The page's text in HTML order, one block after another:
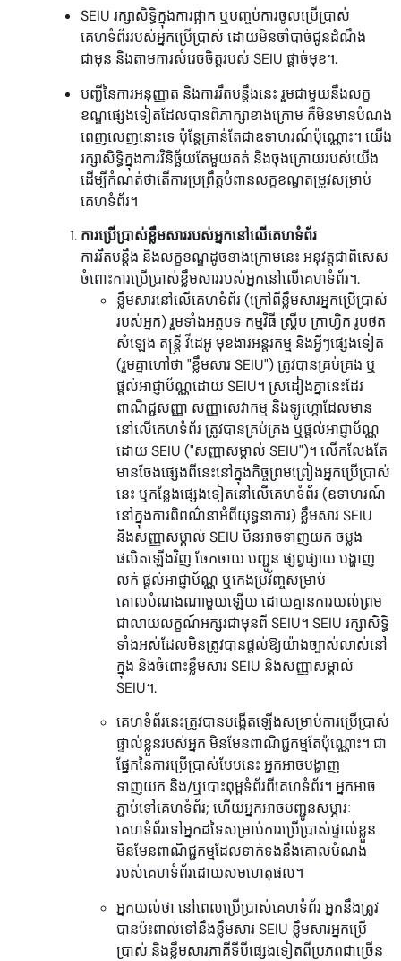
SEIU រក្សាសិទ្ធិក្នុងការផ្អាក ឬបញ្ចប់ការចូលប្រើប្រាស់
គេហទំព័ររបស់អ្នកប្រើប្រាស់ ដោយមិនចាំបាច់ជូនដំណឹង
ជាមុន និងតាមការសំរេចចិត្តរបស់ SEIU ផ្តាច់មុខ។.
បញ្ជីនៃការអនុញ្ញាត និងការរឹតបន្តឹងនេះ រួមជាមួយនឹងលក្ខ
ខណ្ឌផ្សេងទៀតដែលបានពិភាក្សាខាងក្រោម គឺមិនមានបំណង
ពេញលេញនោះទេ ប៉ុន្តែគ្រាន់តែជាឧទាហរណ៍ប៉ុណ្ណោះ។ យើង
រក្សាសិទ្ធិក្នុងការវិនិច្ឆ័យតែមួយគត់ និងចុងក្រោយរបស់យើង
ដើម្បីកំណត់ថាតើការប្រព្រឹត្តបំពានលក្ខខណ្ឌតម្រូវសម្រាប់
គេហទំព័រ។
ការប្រើប្រាស់ខ្លឹមសាររបស់អ្នកនៅលើគេហទំព័រ
ការរឹតបន្តឹង និងលក្ខខណ្ឌដូចខាងក្រោមនេះ អនុវត្តជាពិសេស
ចំពោះការប្រើប្រាស់ខ្លឹមសាររបស់អ្នកនៅលើគេហទំព័រ។.
ខ្លឹមសារនៅលើគេហទំព័រ (ក្រៅពីខ្លឹមសារអ្នកប្រើប្រាស់
របស់អ្នក) រួមទាំងអត្ថបទ កម្មវិធី ស្គ្រីប ក្រាហ្វិក រូបថត
សំឡេង តន្ត្រី វីដេអូ មុខងារអន្តរកម្ម និងអ្វីៗផ្សេងទៀត
(រួមគ្នាហៅថា "ខ្លឹមសារ SEIU") ត្រូវបានគ្រប់គ្រង ឬ
ផ្តល់អាជ្ញាប័ណ្ណដោយ SEIU។ ស្រដៀងគ្នានេះដែរ
ពាណិជ្ជសញ្ញា សញ្ញាសេវាកម្ម និងឡូហ្គោដែលមាន
នៅលើគេហទំព័រ ត្រូវបានគ្រប់គ្រង ឬផ្តល់អាជ្ញាប័ណ្ណ
ដោយ SEIU ("សញ្ញាសម្គាល់ SEIU")។ លើកលែងតែ
មានចែងផ្សេងពីនេះនៅក្នុងកិច្ចព្រមព្រៀងអ្នកប្រើប្រាស់
នេះ ឬកន្លែងផ្សេងទៀតនៅលើគេហទំព័រ (ឧទាហរណ៍
នៅក្នុងការពិពណ៌នាអំពីយុទ្ធនាការ) ខ្លឹមសារ SEIU
និងសញ្ញាសម្គាល់ SEIU មិនអាចទាញយក ចម្លង
ផលិតឡើងវិញ ចែកចាយ បញ្ជូន ផ្សព្វផ្សាយ បង្ហាញ
លក់ ផ្តល់អាជ្ញាប័ណ្ណ ឬកេងប្រវ័ញ្ចសម្រាប់
គោលបំណងណាមួយឡើយ ដោយគ្មានការយល់ព្រម
ជាលាយលក្ខណ៍អក្សរជាមុនពី SEIU។ SEIU រក្សាសិទ្ធិ
ទាំងអស់ដែលមិនត្រូវបានផ្តល់ឱ្យយ៉ាងច្បាស់លាស់នៅ
ក្នុង និងចំពោះខ្លឹមសារ SEIU និងសញ្ញាសម្គាល់
SEIU។.
គេហទំព័រនេះត្រូវបានបង្កើតឡើងសម្រាប់ការប្រើប្រាស់
ផ្ទាល់ខ្លួនរបស់អ្នក មិនមែនពាណិជ្ជកម្មតែប៉ុណ្ណោះ។ ជា
ផ្នែកនៃការប្រើប្រាស់បែបនេះ អ្នកអាចបង្ហាញ
ទាញយក និង/ឬបោះពុម្ពទំព័រពីគេហទំព័រ។ អ្នកអាច
ភ្ជាប់ទៅគេហទំព័រ; ហើយ​អ្នក​អាច​បញ្ជូន​សម្ភារៈ​
គេហទំព័រ​ទៅ​អ្នក​ដទៃ​សម្រាប់​ការ​ប្រើប្រាស់​ផ្ទាល់ខ្លួន​
មិនមែន​ពាណិជ្ជកម្ម​ដែល​ទាក់ទង​នឹង​គោលបំណង​
របស់​គេហទំព័រ​ដោយ​សមហេតុផល។​
អ្នកយល់ថា នៅពេលប្រើប្រាស់គេហទំព័រ អ្នកនឹងត្រូវ
បានប៉ះពាល់ទៅនឹងខ្លឹមសារ SEIU ខ្លឹមសារអ្នកប្រើ
ប្រាស់ និងខ្លឹមសារភាគីទីបីផ្សេងទៀតពីប្រភពជាច្រើន